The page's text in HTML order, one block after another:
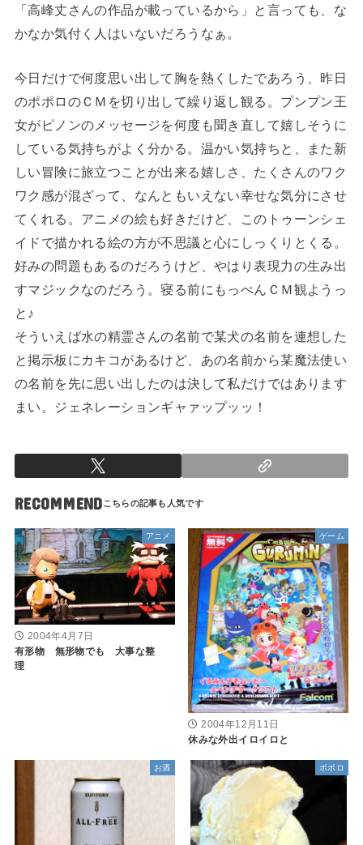
「高峰丈さんの作品が載っているから」と言っても、な
かなか気付く人はいないだろうなぁ。
今日だけで何度思い出して胸を熱くしたであろう、昨日
のポポロのＣＭを切り出して繰り返し観る。プンプン王
女がピノンのメッセージを何度も聞き直して嬉しそうに
している気持ちがよく分かる。温かい気持ちと、また新
しい冒険に旅立つことが出来る嬉しさ、たくさんのワク
ワク感が混ざって、なんともいえない幸せな気分にさせ
てくれる。アニメの絵も好きだけど、このトゥーンシェ
イドで描かれる絵の方が不思議と心にしっくりとくる。
好みの問題もあるのだろうけど、やはり表現力の生み出
すマジックなのだろう。寝る前にもっぺんＣＭ観ようっ
と♪
そういえば水の精霊さんの名前で某犬の名前を連想した
と掲示板にカキコがあるけど、あの名前から某魔法使い
の名前を先に思い出したのは決して私だけではあります
まい。ジェネレーションギャァップッッ！
RECOMMEND
アニメ
2004年4月7日
有形物 無形物でも 大事な整
理
ゲーム
2004年12月11日
休みな外出イロイロと
お酒 ポポロ